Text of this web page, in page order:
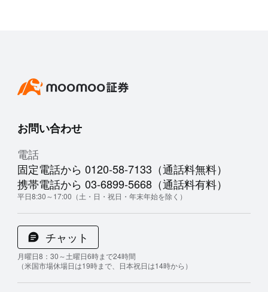
お問い合わせ
電話
固定電話から 0120-58-7133（通話料無料）
携帯電話から 03-6899-5668（通話料有料）
平日8:30～17:00（土・日・祝日・年末年始を除く）
チャット
月曜日8：30～土曜日6時まで24時間
（米国市場休場日は19時まで、日本祝日は14時から）